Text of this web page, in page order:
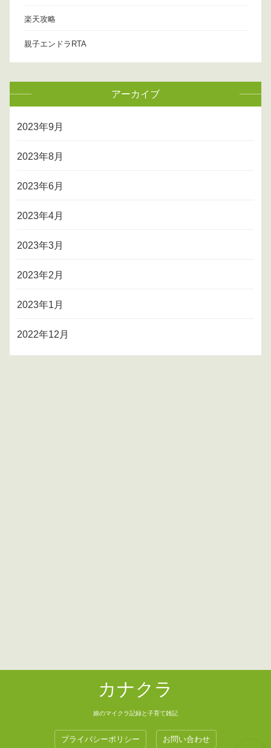
楽天攻略
親子エンドラRTA
アーカイブ
2023年9月
2023年8月
2023年6月
2023年4月
2023年3月
2023年2月
2023年1月
2022年12月
カナクラ
娘のマイクラ記録と子育て雑記
プライバシーポリシー お問い合わせ